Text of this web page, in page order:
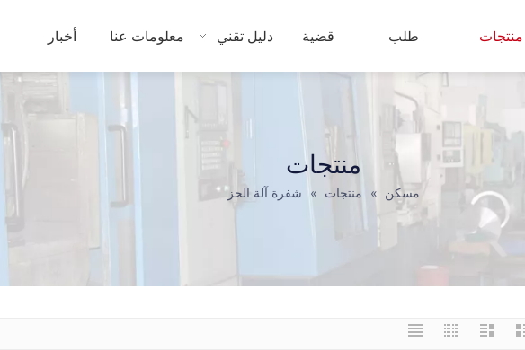
منتجات طلب قضية دليل تقني معلومات عنا أخبار
منتجات
مسكن » منتجات » شفرة آلة الحز